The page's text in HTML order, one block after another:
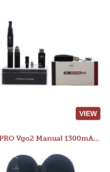
VIEW
PRO Vgo2 Manual 1300mAh Kit